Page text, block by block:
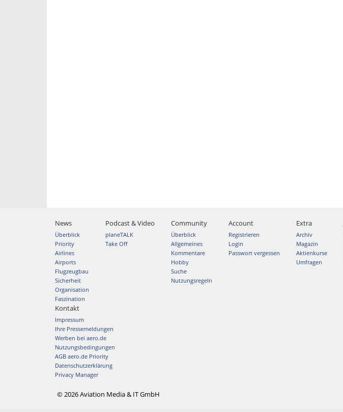
News
Überblick
Priority
Airlines
Airports
Flugzeugbau
Sicherheit
Organisation
Faszination
Podcast & Video
planeTALK
Take Off
Community
Überblick
Allgemeines
Kommentare
Hobby
Suche
Nutzungsregeln
Account
Registrieren
Login
Passwort vergessen
Extra
Archiv
Magazin
Aktienkurse
Umfragen
Kontakt
Impressum
Ihre Pressemeldungen
Werben bei aero.de
Nutzungsbedingungen
AGB aero.de Priority
Datenschutzerklärung
Privacy Manager
© 2026 Aviation Media & IT GmbH